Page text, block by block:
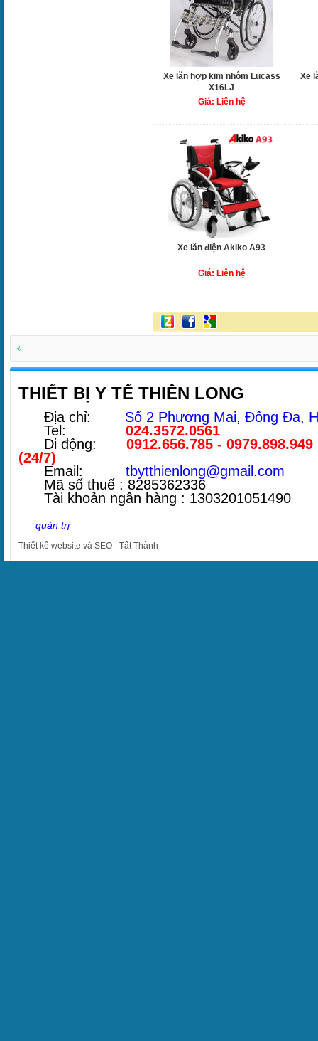
Xe lăn hợp kim nhôm Lucass
X16LJ
Giá: Liên hệ
Xe
Xe lăn điện Akiko A93
Giá: Liên hệ
THIẾT BỊ Y TẾ THIÊN LONG
Địa chỉ: Số 2 Phương Mai, Đống Đa,
Tel: 024.3572.0561
Di động: 0912.656.785 - 0979.898.949
(24/7)
Email: tbytthienlong@gmail.com
Mã số thuế : 8285362336
Tài khoản ngân hàng : 1303201051490
quản trị
Thiết kế website và SEO - Tất Thành